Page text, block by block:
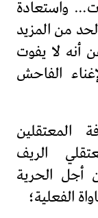
واستعادة
من المزيد
أنه لا يفوت
الفاحش
المعتقلين
الريف
أجل الحرية
الفعلية؛